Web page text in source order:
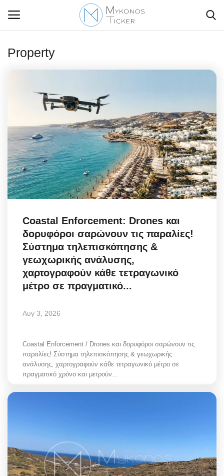
Business
Travel
World
Greece
Entertainment
Arts & Culture
Mykonos
Sport
Science & Tech
Property
Coastal Enforcement: Drones και
δορυφόροι σαρώνουν τις παραλίες!
Σύστημα τηλεπισκόπησης &
γεωχωρικής ανάλυσης,
χαρτογραφούν κάθε τετραγωνικό
μέτρο σε πραγματικό...
Αυγ 3, 2026
Coastal Enforcement / Drones και δορυφόροι σαρώνουν τις
παραλίες! Σύστημα τηλεπισκόπησης & γεωχωρικής
ανάλυσης, χαρτογραφούν κάθε τετραγωνικό μέτρο σε
πραγματικό χρόνο και μετρούν...